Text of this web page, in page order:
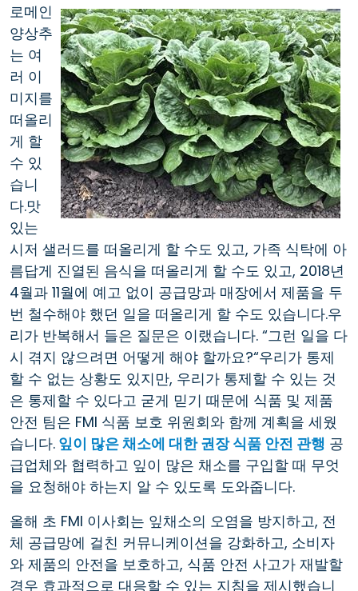
로메인
양상추
는 여
러 이
미지를
떠올리
게 할
수 있
습니
다.맛
있는
시저 샐러드를 떠올리게 할 수도 있고, 가족 식탁에 아
름답게 진열된 음식을 떠올리게 할 수도 있고, 2018년
4월과 11월에 예고 없이 공급망과 매장에서 제품을 두
번 철수해야 했던 일을 떠올리게 할 수도 있습니다.우
리가 반복해서 들은 질문은 이랬습니다. “그런 일을 다
시 겪지 않으려면 어떻게 해야 할까요?“우리가 통제
할 수 없는 상황도 있지만, 우리가 통제할 수 있는 것
은 통제할 수 있다고 굳게 믿기 때문에 식품 및 제품
안전 팀은 FMI 식품 보호 위원회와 함께 계획을 세웠
습니다. 잎이 많은 채소에 대한 권장 식품 안전 관행 공
급업체와 협력하고 잎이 많은 채소를 구입할 때 무엇
을 요청해야 하는지 알 수 있도록 도와줍니다.
올해 초 FMI 이사회는 잎채소의 오염을 방지하고, 전
체 공급망에 걸친 커뮤니케이션을 강화하고, 소비자
와 제품의 안전을 보호하고, 식품 안전 사고가 재발할
경우 효과적으로 대응할 수 있는 지침을 제시했습니